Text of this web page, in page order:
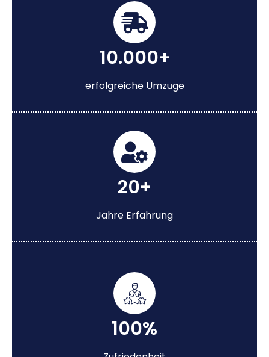
10.000+
erfolgreiche Umzüge
20+
Jahre Erfahrung
100%